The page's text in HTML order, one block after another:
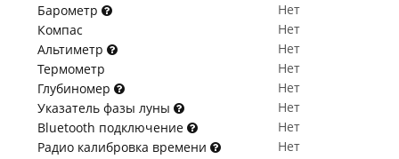
Барометр
Нет
Компас
Нет
Альтиметр
Нет
Термометр
Нет
Глубиномер
Нет
Указатель фазы луны
Нет
Bluetooth подключение
Нет
Радио калибровка времени
Нет